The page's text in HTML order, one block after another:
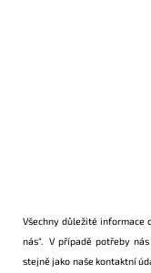
Všechny důležité informace
nás". V případě potřeby
stejně jako naše kontaktní